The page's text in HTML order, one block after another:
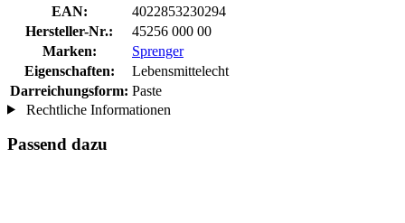
EAN:
4022853230294
Hersteller-Nr.:
45256 000 00
Marken:
Sprenger
Eigenschaften:
Lebensmittelecht
Darreichungsform: Paste
Rechtliche Informationen
Passend dazu